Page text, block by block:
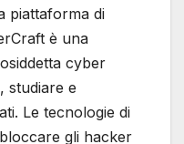
piattaforma di
è una
cyber
studiare e
Le tecnologie di
gli hacker